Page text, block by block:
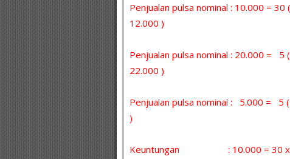
Penjualan pulsa nominal : 10.000 =
12.000 )
Penjualan pulsa nominal : 20.000 =
22.000 )
Penjualan pulsa nominal : 5.000 =
)
Keuntungan : 10.000 = 30 x